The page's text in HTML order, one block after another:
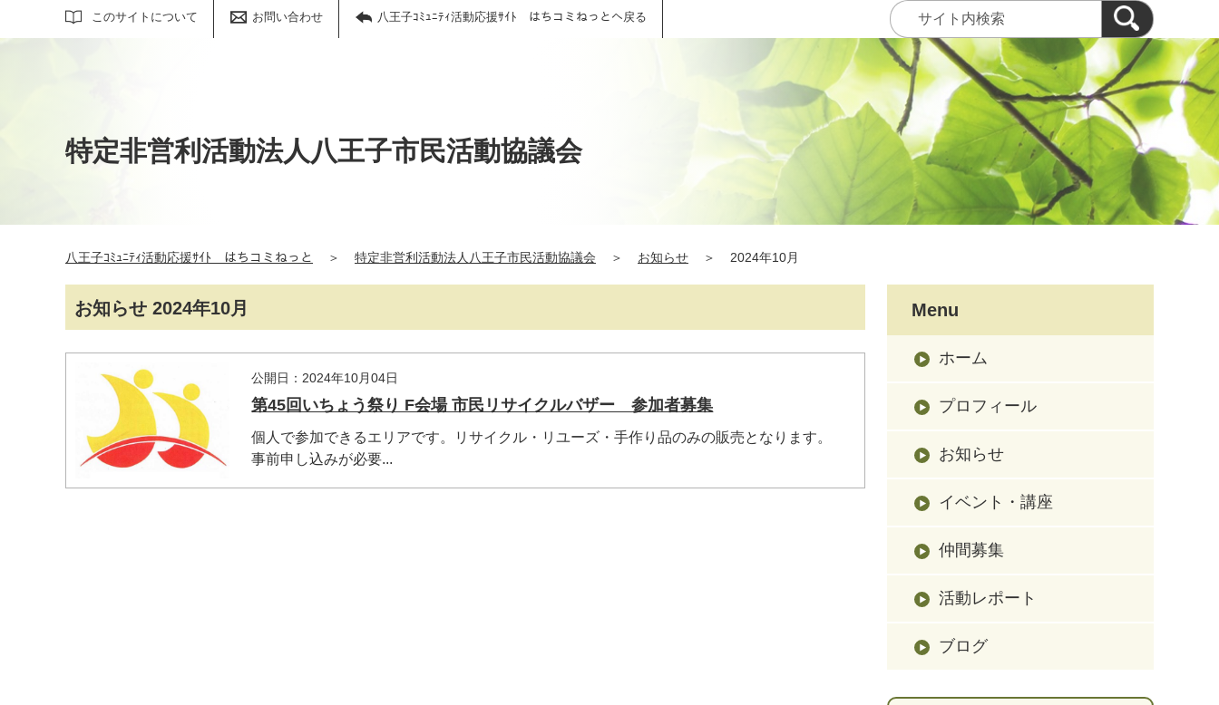
このサイトについて お問い合わせ 八王子ｺﾐｭﾆﾃｨ活動応援ｻｲﾄ はちコミねっとへ戻る
サイト内検索
特定非営利活動法人八王子市民活動協議会
八王子ｺﾐｭﾆﾃｨ活動応援ｻｲﾄ はちコミねっと ＞ 特定非営利活動法人八王子市民活動協議会 ＞ お知らせ ＞ 2024年10月
お知らせ 2024年10月
公開日：2024年10月04日
第45回いちょう祭り F会場 市民リサイクルバザー 参加者募集
個人で参加できるエリアです。リサイクル・リユーズ・手作り品のみの販売となります。
事前申し込みが必要...
Menu
ホーム
プロフィール
お知らせ
イベント・講座
仲間募集
活動レポート
ブログ